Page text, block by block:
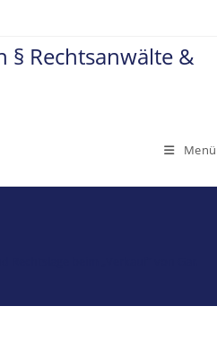
Rechtsanwälte &
Menü